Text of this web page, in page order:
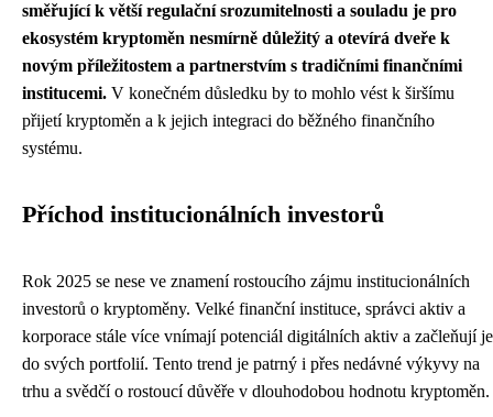
směřující k větší regulační srozumitelnosti a souladu je pro
ekosystém kryptoměn nesmírně důležitý a otevírá dveře k
novým příležitostem a partnerstvím s tradičními finančními
institucemi. V konečném důsledku by to mohlo vést k širšímu
přijetí kryptoměn a k jejich integraci do běžného finančního
systému.
Příchod institucionálních investorů
Rok 2025 se nese ve znamení rostoucího zájmu institucionálních
investorů o kryptoměny. Velké finanční instituce, správci aktiv a
korporace stále více vnímají potenciál digitálních aktiv a začleňují je
do svých portfolií. Tento trend je patrný i přes nedávné výkyvy na
trhu a svědčí o rostoucí důvěře v dlouhodobou hodnotu kryptoměn.